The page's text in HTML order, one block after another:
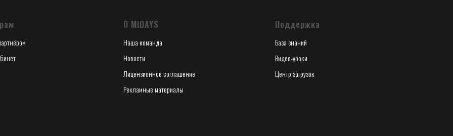
О MIDAYS
Наша команда
Новости
Лицензионное соглашение
Рекламные материалы
Поддержка
База знаний
Видео-уроки
Центр загрузок